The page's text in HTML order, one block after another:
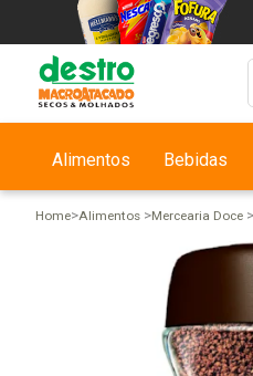
Alimentos Bebidas
Home Alimentos Mercearia Doce